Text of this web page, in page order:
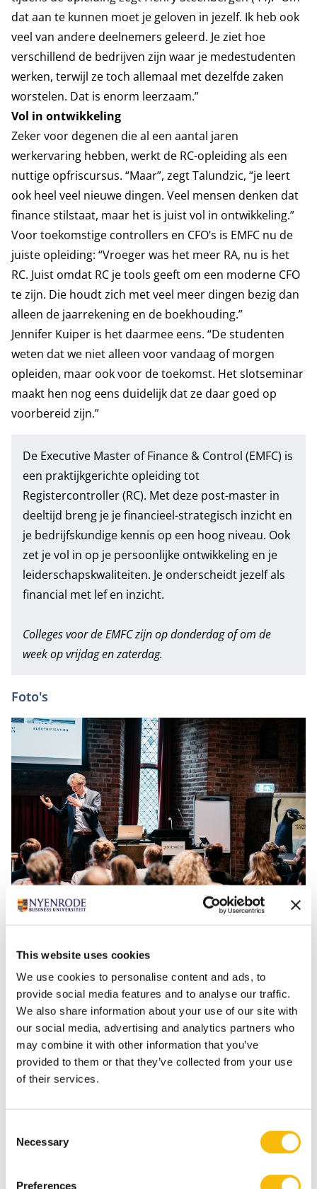
This website uses cookies
We use cookies to personalise content and ads, to
provide social media features and to analyse our traffic.
We also share information about your use of our site with
our social media, advertising and analytics partners who
may combine it with other information that you’ve
provided to them or that they’ve collected from your use
of their services.
Selection
Necessary
Preferences
dat aan te kunnen moet je geloven in jezelf. Ik heb ook
veel van andere deelnemers geleerd. Je ziet hoe
verschillend de bedrijven zijn waar je medestudenten
werken, terwijl ze toch allemaal met dezelfde zaken
worstelen. Dat is enorm leerzaam.”
Vol in ontwikkeling
Zeker voor degenen die al een aantal jaren
werkervaring hebben, werkt de RC-opleiding als een
nuttige opfriscursus. “Maar”, zegt Talundzic, “je leert
ook heel veel nieuwe dingen. Veel mensen denken dat
finance stilstaat, maar het is juist vol in ontwikkeling.”
Voor toekomstige controllers en CFO’s is EMFC nu de
juiste opleiding: “Vroeger was het meer RA, nu is het
RC. Juist omdat RC je tools geeft om een moderne CFO
te zijn. Die houdt zich met veel meer dingen bezig dan
alleen de jaarrekening en de boekhouding.”
Jennifer Kuiper is het daarmee eens. “De studenten
weten dat we niet alleen voor vandaag of morgen
opleiden, maar ook voor de toekomst. Het slotseminar
maakt hen nog eens duidelijk dat ze daar goed op
voorbereid zijn.”
De Executive Master of Finance & Control (EMFC) is
een praktijkgerichte opleiding tot
Registercontroller (RC). Met deze post-master in
deeltijd breng je je financieel-strategisch inzicht en
je bedrijfskundige kennis op een hoog niveau. Ook
zet je vol in op je persoonlijke ontwikkeling en je
leiderschapskwaliteiten. Je onderscheidt jezelf als
financial met lef en inzicht.
Colleges voor de EMFC zijn op donderdag of om de
week op vrijdag en zaterdag.
Foto's
Tags
Executive Master of Finance & Control
Master of Science in Controlling (deeltijd)